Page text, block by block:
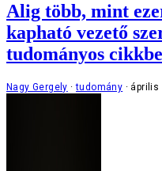
Alig több, mint
kapható vezető
tudományos
Nagy Gergely tudomány április